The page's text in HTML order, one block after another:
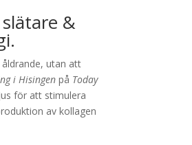
&
utan att
i Hisingen på Today
för att stimulera
av kollagen